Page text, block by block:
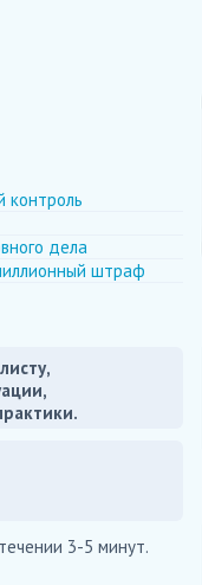
контроль
дела
штраф
3-5 минут.